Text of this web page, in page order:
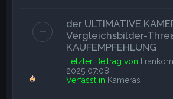
der ULTIMATIVE
Vergleichsbilder-
KAUFEMPFEHLUNG
Letzter Beitrag von
2025 07:08
Verfasst in Kameras